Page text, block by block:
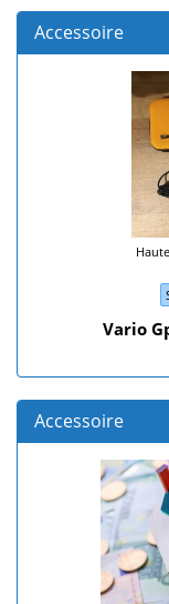
Accessoire
Vario
Accessoire